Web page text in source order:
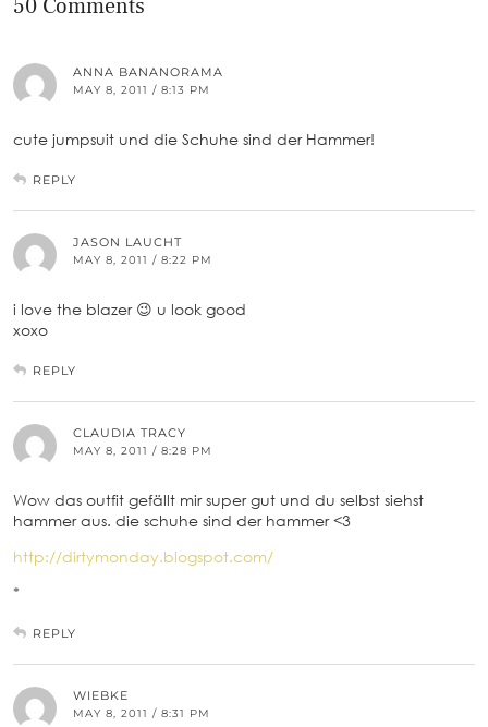
50 Comments
ANNA BANANORAMA
MAY 8, 2011 / 8:13 PM
cute jumpsuit und die Schuhe sind der Hammer!
REPLY
JASON LAUCHT
MAY 8, 2011 / 8:22 PM
i love the blazer 😉 u look good
xoxo
REPLY
CLAUDIA TRACY
MAY 8, 2011 / 8:28 PM
Wow das outfit gefällt mir super gut und du selbst siehst
hammer aus. die schuhe sind der hammer <3
http://dirtymonday.blogspot.com/
*
REPLY
WIEBKE
MAY 8, 2011 / 8:31 PM